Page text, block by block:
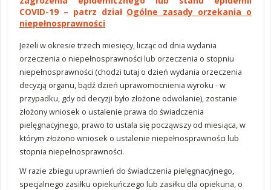
COVID-19 – patrz dział Ogólne zasady orzekania o
niepełnosprawności
Jeżeli w okresie trzech miesięcy, licząc od dnia wydania
orzeczenia o niepełnosprawności lub orzeczenia o stopniu
niepełnosprawności (chodzi tutaj o dzień wydania orzeczenia
decyzją organu, bądź dzień uprawomocnienia wyroku - w
przypadku, gdy od decyzji było złożone odwołanie), zostanie
złożony wniosek o ustalenie prawa do świadczenia
pielęgnacyjnego, prawo to ustala się począwszy od miesiąca, w
którym złożono wniosek o ustalenie niepełnosprawności lub
stopnia niepełnosprawności.
W razie zbiegu uprawnień do świadczenia pielęgnacyjnego,
specjalnego zasiłku opiekuńczego lub zasiłku dla opiekuna, o